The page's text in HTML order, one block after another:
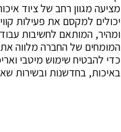
מציעה מגוון רחב של ציוד
יכולים למקסם את פעילות
ומהיר, המותאם לחשיבות
המומחים של החברה מלווה
כדי להבטיח שימוש מיטבי
באיכות, בחדשנות ובשירות